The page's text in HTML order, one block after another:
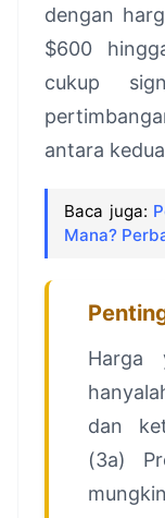
dengan
$600
cukup
antara
Baca juga:
Mana?
Harga
dan
(3a)